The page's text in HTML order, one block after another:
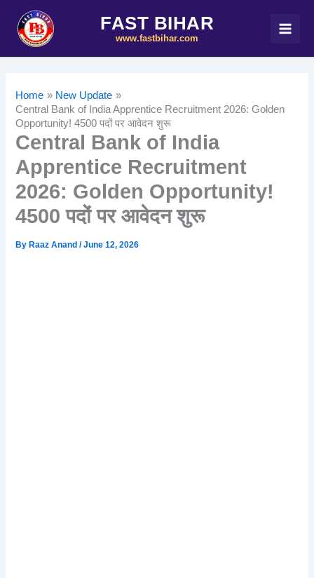
content
FAST BIHAR
www.fastbihar.com
Home
New Update
Central Bank of India Apprentice Recruitment 2026: Golden
Opportunity! 4500 पदों पर आवेदन शुरू
Central Bank of India
Apprentice Recruitment
2026: Golden Opportunity!
4500 पदों पर आवेदन शुरू
By Raaz Anand/June 12, 2026